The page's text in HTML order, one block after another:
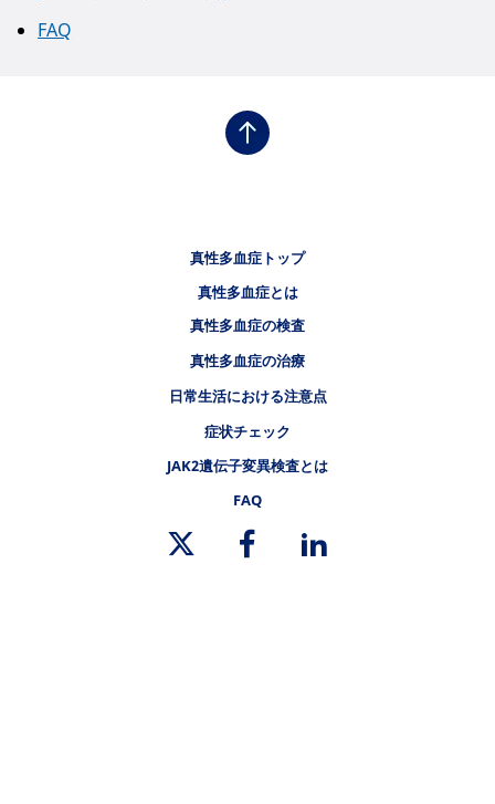
FAQ
真性多血症トップ
真性多血症とは
真性多血症の検査
真性多血症の治療
日常生活における注意点
症状チェック
JAK2遺伝子変異検査とは
FAQ